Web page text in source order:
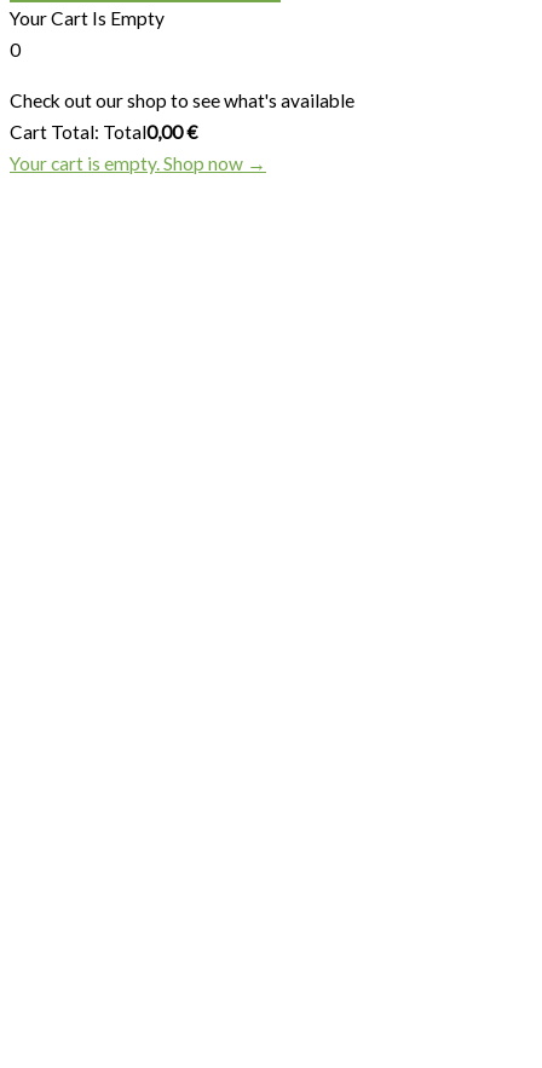
Your Cart Is Empty
0
Check out our shop to see what's available
Cart Total: Total0,00€
Your cart is empty. Shop now →